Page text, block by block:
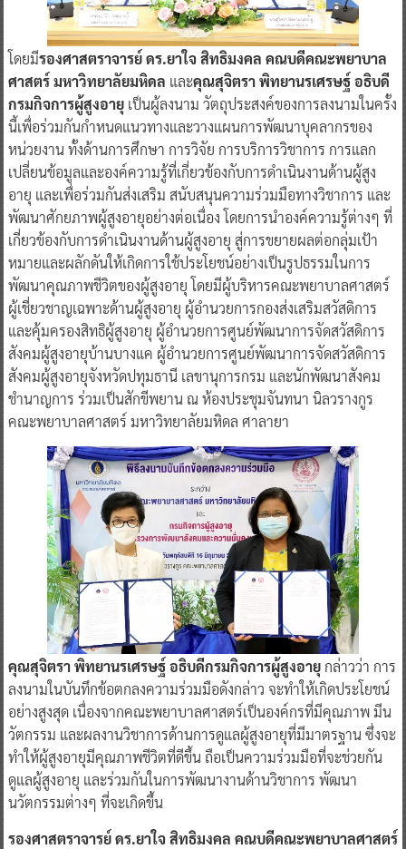
โดยมีรองศาสตราจารย์ ดร.ยาใจ สิทธิมงคล คณบดีคณะพยาบาล
ศาสตร์ มหาวิทยาลัยมหิดล และคุณสุจิตรา พิทยานรเศรษฐ์ อธิบดี
กรมกิจการผู้สูงอายุ เป็นผู้ลงนาม วัตถุประสงค์ของการลงนามในครั้ง
นี้เพื่อร่วมกันกำหนดแนวทางและวางแผนการพัฒนาบุคลากรของ
หน่วยงาน ทั้งด้านการศึกษา การวิจัย การบริการวิชาการ การแลก
เปลี่ยนข้อมูลและองค์ความรู้ที่เกี่ยวข้องกับการดำเนินงานด้านผู้สูง
อายุ และเพื่อร่วมกันส่งเสริม สนับสนุนความร่วมมือทางวิชาการ และ
พัฒนาศักยภาพผู้สูงอายุอย่างต่อเนื่อง โดยการนำองค์ความรู้ต่างๆ ที่
เกี่ยวข้องกับการดำเนินงานด้านผู้สูงอายุ สู่การขยายผลต่อกลุ่มเป้า
หมายและผลักดันให้เกิดการใช้ประโยชน์อย่างเป็นรูปธรรมในการ
พัฒนาคุณภาพชีวิตของผู้สูงอายุ โดยมีผู้บริหารคณะพยาบาลศาสตร์
ผู้เชี่ยวชาญเฉพาะด้านผู้สูงอายุ ผู้อำนวยการกองส่งเสริมสวัสดิการ
และคุ้มครองสิทธิผู้สูงอายุ ผู้อำนวยการศูนย์พัฒนาการจัดสวัสดิการ
สังคมผู้สูงอายุบ้านบางแค ผู้อำนวยการศูนย์พัฒนาการจัดสวัสดิการ
สังคมผู้สูงอายุจังหวัดปทุมธานี เลขานุการกรม และนักพัฒนาสังคม
ชำนาญการ ร่วมเป็นสักขีพยาน ณ ห้องประชุมจันทนา นิลวรางกูร
คณะพยาบาลศาสตร์ มหาวิทยาลัยมหิดล ศาลายา
คุณสุจิตรา พิทยานรเศรษฐ์ อธิบดีกรมกิจการผู้สูงอายุ กล่าวว่า การ
ลงนามในบันทึกข้อตกลงความร่วมมือดังกล่าว จะทำให้เกิดประโยชน์
อย่างสูงสุด เนื่องจากคณะพยาบาลศาสตร์เป็นองค์กรที่มีคุณภาพ มีน
วัตกรรม และผลงานวิชาการด้านการดูแลผู้สูงอายุที่มีมาตรฐาน ซึ่งจะ
ทำให้ผู้สูงอายุมีคุณภาพชีวิตที่ดีขึ้น ถือเป็นความร่วมมือที่จะช่วยกัน
ดูแลผู้สูงอายุ และร่วมกันในการพัฒนางานด้านวิชาการ พัฒนา
นวัตกรรมต่างๆ ที่จะเกิดขึ้น
รองศาสตราจารย์ ดร.ยาใจ สิทธิมงคล คณบดีคณะพยาบาลศาสตร์